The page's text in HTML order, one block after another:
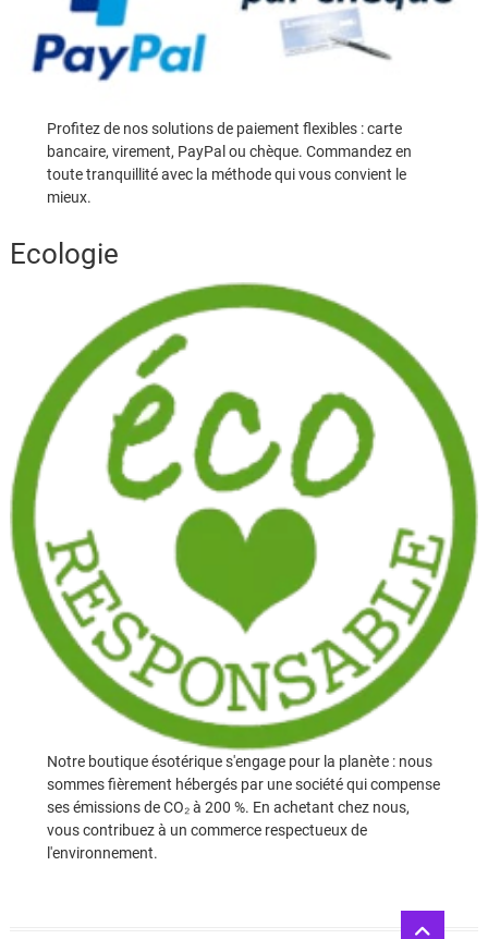
Profitez de nos solutions de paiement flexibles : carte
bancaire, virement, PayPal ou chèque. Commandez en
toute tranquillité avec la méthode qui vous convient le
mieux.
Ecologie
Notre boutique ésotérique s'engage pour la planète : nous
sommes fièrement hébergés par une société qui compense
ses émissions de CO₂ à 200 %. En achetant chez nous,
vous contribuez à un commerce respectueux de
l'environnement.